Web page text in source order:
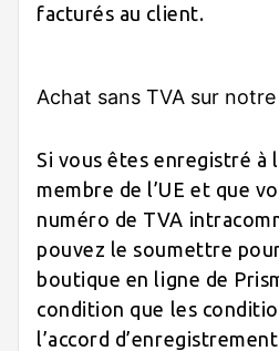
facturés au client.
Achat sans TVA sur
Si vous êtes enregistré à
membre de l’UE et que
numéro de TVA
pouvez le soumettre
boutique en ligne de
condition que les
l’accord